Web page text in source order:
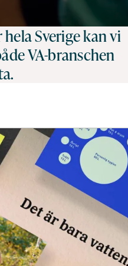
Sverige kan vi
VA-branschen